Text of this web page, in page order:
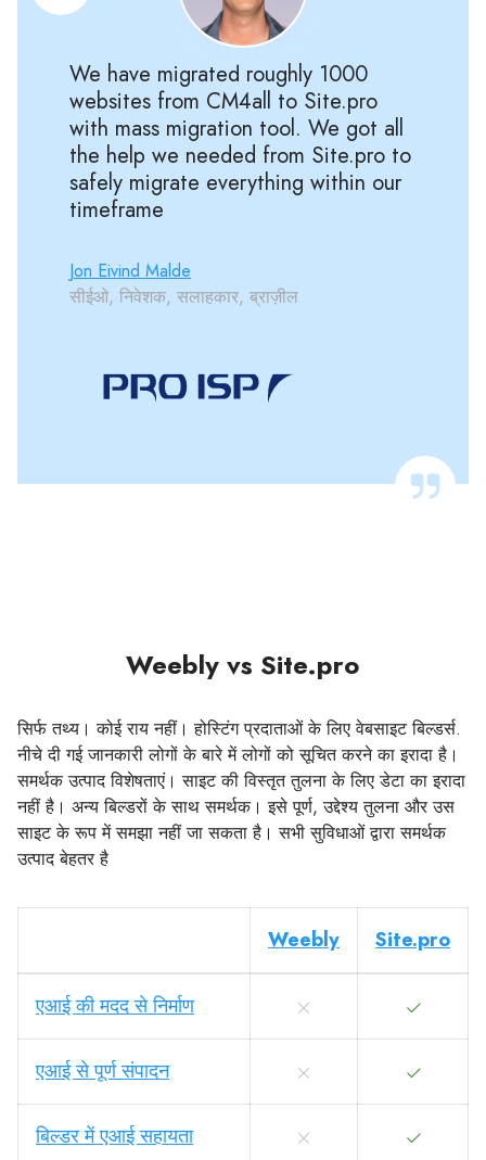
We have migrated roughly 1000
websites from CM4all to Site.pro
with mass migration tool. We got all
the help we needed from Site.pro to
safely migrate everything within our
timeframe
Jon Eivind Malde
सीईओ, निवेशक, सलाहकार, ब्राज़ील
Weebly vs Site.pro
सिर्फ तथ्य। कोई राय नहीं। होस्टिंग प्रदाताओं के लिए वेबसाइट बिल्डर्स.
नीचे दी गई जानकारी लोगों के बारे में लोगों को सूचित करने का इरादा है।
समर्थक उत्पाद विशेषताएं। साइट की विस्तृत तुलना के लिए डेटा का इरादा
नहीं है। अन्य बिल्डरों के साथ समर्थक। इसे पूर्ण, उद्देश्य तुलना और उस
साइट के रूप में समझा नहीं जा सकता है। सभी सुविधाओं द्वारा समर्थक
उत्पाद बेहतर है
Weebly Site.pro
एआई की मदद से निर्माण
एआई से पूर्ण संपादन
बिल्डर में एआई सहायता